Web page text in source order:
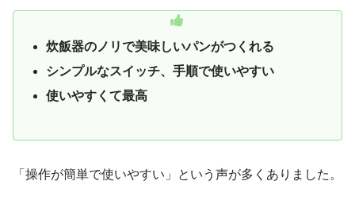
炊飯器のノリで美味しいパンがつくれる
シンプルなスイッチ、手順で使いやすい
使いやすくて最高
「操作が簡単で使いやすい」という声が多くありました。